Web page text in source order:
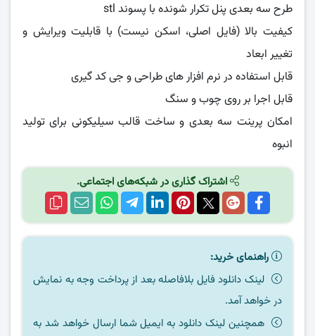
طرح سه بعدی پنل تکرار شونده با پسوند stl
کیفیت بالا (فایل اصلی، اسکن نیست) با قابلیت ویرایش و
تغییر ابعاد
قابل استفاده در نرم افزار های طراحی و جی کد گیری
قابل اجرا بر روی چوب و سنگ
امکان پرینت سه بعدی و ساخت قالب سیلیکونی برای تولید
انبوه
اشتراک گذاری در شبکه‌های اجتماعی.
راهنمای خرید:
لینک دانلود فایل بلافاصله بعد از پرداخت وجه به نمایش
در خواهد آمد.
همچنین لینک دانلود به ایمیل شما ارسال خواهد شد به